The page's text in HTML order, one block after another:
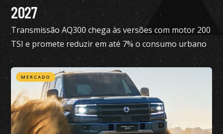
2027
Transmissão AQ300 chega às versões com motor 200
TSI e promete reduzir em até 7% o consumo urbano
com gasolina
MERCADO